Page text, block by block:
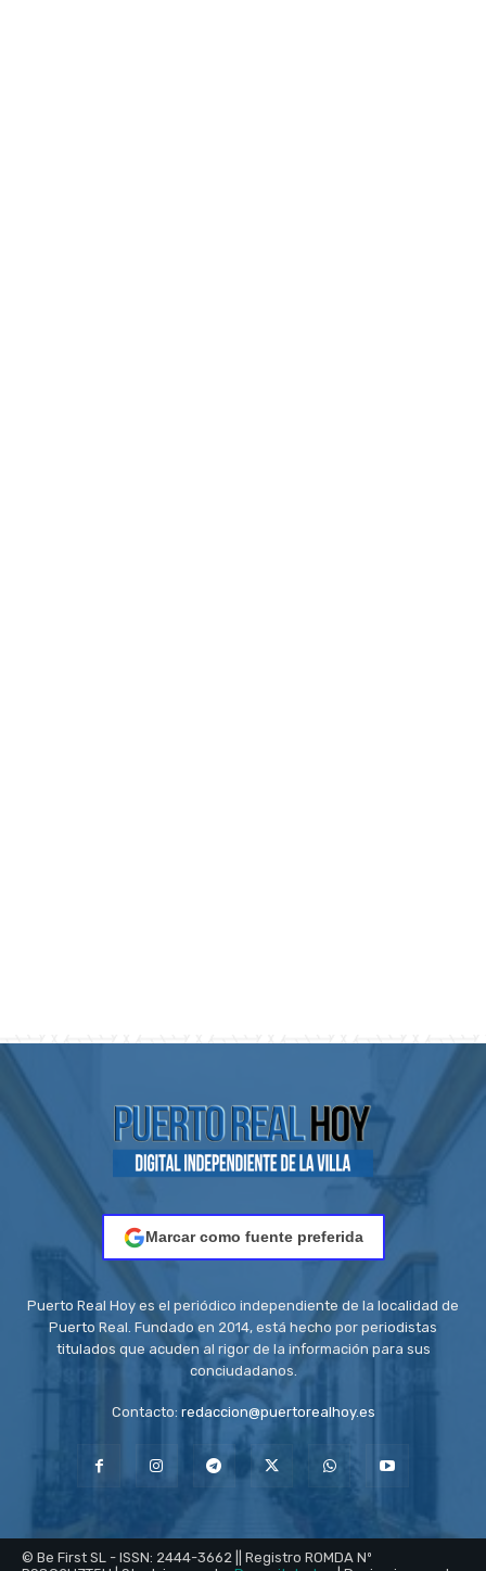
Marcar como fuente preferida
Puerto Real Hoy es el periódico independiente de la localidad de
Puerto Real. Fundado en 2014, está hecho por periodistas
titulados que acuden al rigor de la información para sus
conciudadanos.
Contacto: redaccion@puertorealhoy.es
© Be First SL - ISSN: 2444-3662 || Registro ROMDA Nº